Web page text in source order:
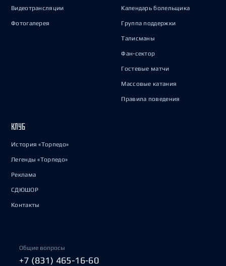
Видеотрансляции
Фотогалерея
Календарь болельщика
Группа поддержки
Талисманы
Фан-сектор
Гостевые матчи
Массовые катания
Правила поведения
КЛУБ
История «Торпедо»
Легенды «Торпедо»
Реклама
СДЮШОР
Контакты
Общие вопросы
+7 (831) 465-16-60